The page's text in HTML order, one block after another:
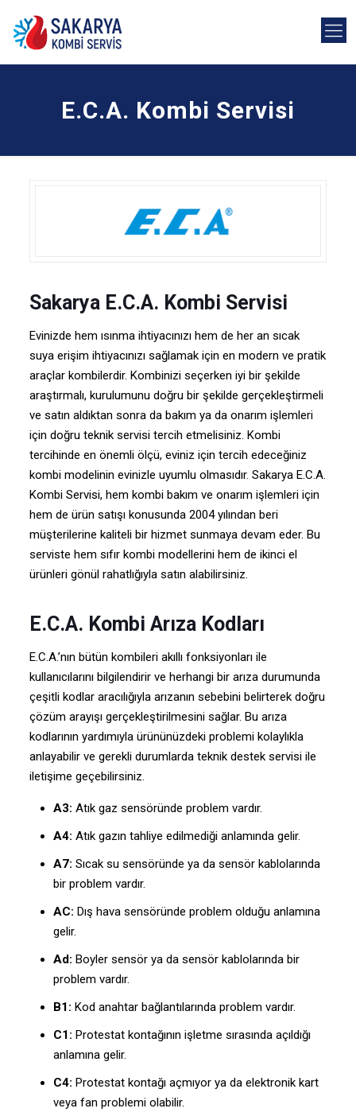
E.C.A. Kombi Servisi
Sakarya E.C.A. Kombi Servisi
Evinizde hem ısınma ihtiyacınızı hem de her an sıcak
suya erişim ihtiyacınızı sağlamak için en modern ve pratik
araçlar kombilerdir. Kombinizi seçerken iyi bir şekilde
araştırmalı, kurulumunu doğru bir şekilde gerçekleştirmeli
ve satın aldıktan sonra da bakım ya da onarım işlemleri
için doğru teknik servisi tercih etmelisiniz. Kombi
tercihinde en önemli ölçü, eviniz için tercih edeceğiniz
kombi modelinin evinizle uyumlu olmasıdır. Sakarya E.C.A.
Kombi Servisi, hem kombi bakım ve onarım işlemleri için
hem de ürün satışı konusunda 2004 yılından beri
müşterilerine kaliteli bir hizmet sunmaya devam eder. Bu
serviste hem sıfır kombi modellerini hem de ikinci el
ürünleri gönül rahatlığıyla satın alabilirsiniz.
E.C.A. Kombi Arıza Kodları
E.C.A.’nın bütün kombileri akıllı fonksiyonları ile
kullanıcılarını bilgilendirir ve herhangi bir arıza durumunda
çeşitli kodlar aracılığıyla arızanın sebebini belirterek doğru
çözüm arayışı gerçekleştirilmesini sağlar. Bu arıza
kodlarının yardımıyla ürününüzdeki problemi kolaylıkla
anlayabilir ve gerekli durumlarda teknik destek servisi ile
iletişime geçebilirsiniz.
A3: Atık gaz sensöründe problem vardır.
A4: Atık gazın tahliye edilmediği anlamında gelir.
A7: Sıcak su sensöründe ya da sensör kablolarında
bir problem vardır.
AC: Dış hava sensöründe problem olduğu anlamına
gelir.
Ad: Boyler sensör ya da sensör kablolarında bir
problem vardır.
B1: Kod anahtar bağlantılarında problem vardır.
C1: Protestat kontağının işletme sırasında açıldığı
anlamına gelir.
C4: Protestat kontağı açmıyor ya da elektronik kart
veya fan problemi olabilir.